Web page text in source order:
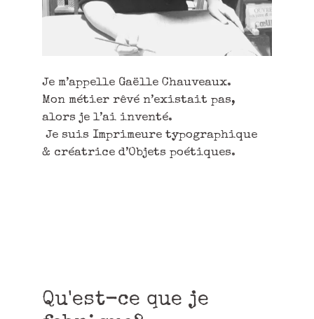
Je m’appelle Gaëlle Chauveaux.
Mon métier rêvé n’existait pas,
alors je l’ai inventé.
Je suis Imprimeure typographique
& créatrice d’Objets poétiques.
Qu'est-ce que je